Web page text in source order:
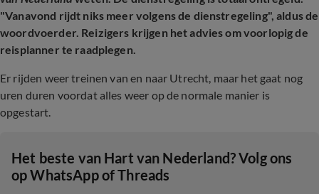
"Vanavond rijdt niks meer volgens de dienstregeling", aldus de
woordvoerder. Reizigers krijgen het advies om voorlopig de
reisplanner te raadplegen.
Er rijden weer treinen van en naar Utrecht, maar het gaat nog
uren duren voordat alles weer op de normale manier is
opgestart.
Het beste van Hart van Nederland? Volg ons
op WhatsApp of Threads